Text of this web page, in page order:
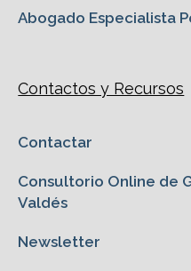
Abogado Especialista
Contactos y Recursos
Contactar
Consultorio Online de
Valdés
Newsletter